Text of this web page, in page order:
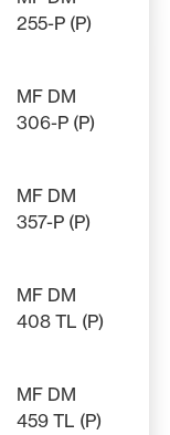
255-P (P)
MF DM
306-P (P)
MF DM
357-P (P)
MF DM
408 TL (P)
MF DM
459 TL (P)